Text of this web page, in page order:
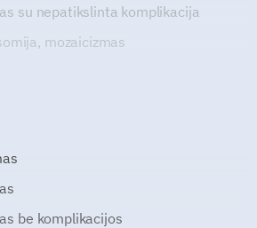
su nepatikslinta komplikacija
mozaicizmas
be komplikacijos